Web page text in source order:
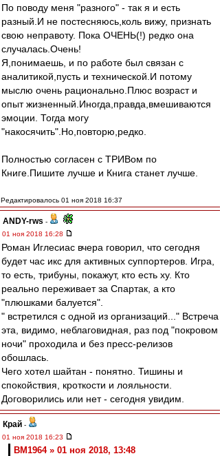
По поводу меня "разного" - так я и есть
разный.И не постесняюсь,коль вижу, признать
свою неправоту. Пока ОЧЕНЬ(!) редко она
случалась.Очень!
Я,понимаешь, и по работе был связан с
аналитикой,пусть и технической.И потому
мыслю очень рационально.Плюс возраст и
опыт жизненный.Иногда,правда,вмешиваются
эмоции. Тогда могу
"накосячить".Но,повторю,редко.
Полностью согласен с ТРИВом по
Книге.Пишите лучше и Книга станет лучше.
Редактировалось 01 ноя 2018 16:37
ANDY-rws -
01 ноя 2018 16:28
Роман Иглесиас вчера говорил, что сегодня
будет час икс для активных суппортеров. Игра,
то есть, трибуны, покажут, кто есть ху. Кто
реально переживает за Спартак, а кто
"плюшками балуется".
" встретился с одной из организаций..." Встреча
эта, видимо, неблаговидная, раз под "покровом
ночи" проходила и без пресс-релизов
обошлась.
Чего хотел шайтан - понятно. Тишины и
спокойствия, кроткости и лояльности.
Договорились или нет - сегодня увидим.
Край -
01 ноя 2018 16:23
BM1964 » 01 ноя 2018, 13:48